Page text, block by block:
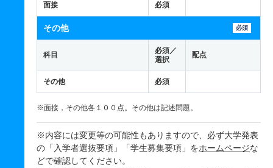
面接 必須
その他 必須
科目
必須／
選択
配点
その他 必須
※面接，その他各１００点。その他は記述問題。
※内容には変更等の可能性もありますので、必ず大学発表
の「入学者選抜要項」「学生募集要項」をホームページな
どで確認してください。